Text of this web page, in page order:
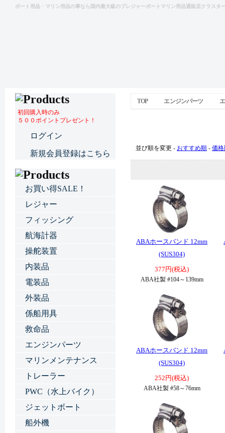
ボート用品・マリン用品の事なら国内最大級のプレジャーボートマリン用品通販店クラスタ
TOP エンジンパーツ
並び順を変更 - おすすめ順 - 価
ABAホースバンド 12mm
(SUS304)
377円(税込)
ABA社製 #104～139mm
ABAホースバンド 12mm
(SUS304)
252円(税込)
ABA社製 #58～76mm
初回購入時のみ
５００ポイントプレゼント！
ログイン
新規会員登録はこちら
お買い得SALE！
レジャー
フィッシング
航海計器
操舵装置
内装品
電装品
外装品
係船用具
救命品
エンジンパーツ
マリンメンテナンス
トレーラー
PWC（水上バイク）
ジェットボート
船外機